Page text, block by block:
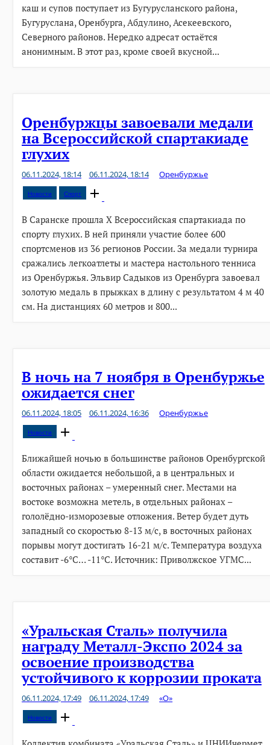
каш и супов поступает из Бугурусланского района,
Бугуруслана, Оренбурга, Абдулино, Асекеевского,
Северного районов. Нередко адресат остаётся
анонимным. В этот раз, кроме своей вкусной...
Оренбуржцы завоевали медали
на Всероссийской спартакиаде
глухих
06.11.2024, 18:14 06.11.2024, 18:14 Оренбуржье
Новости Спорт
Open
post
В Саранске прошла Х Всероссийская спартакиада по
спорту глухих. В ней приняли участие более 600
спортсменов из 36 регионов России. За медали турнира
сражались легкоатлеты и мастера настольного тенниса
из Оренбуржья. Эльвир Садыков из Оренбурга завоевал
золотую медаль в прыжках в длину с результатом 4 м 40
см. На дистанциях 60 метров и 800...
В ночь на 7 ноября в Оренбуржье
ожидается снег
06.11.2024, 18:05 06.11.2024, 16:36 Оренбуржье
Новости
Open
post
Ближайшей ночью в большинстве районов Оренбургской
области ожидается небольшой, а в центральных и
восточных районах – умеренный снег. Местами на
востоке возможна метель, в отдельных районах –
гололёдно-изморозевые отложения. Ветер будет дуть
западный со скоростью 8-13 м/с, в восточных районах
порывы могут достигать 16-21 м/с. Температура воздуха
составит -6°C… -11°C. Источник: Приволжское УГМС...
«Уральская Сталь» получила
награду Металл-Экспо 2024 за
освоение производства
устойчивого к коррозии проката
06.11.2024, 17:49 06.11.2024, 17:49 «О»
Новости
Open
post